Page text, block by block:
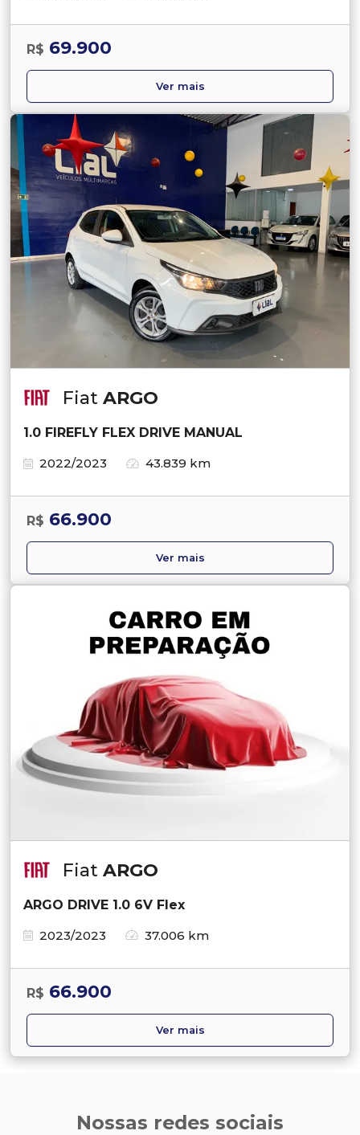
R$ 69.900
Ver mais
Fiat ARGO
1.0 FIREFLY FLEX DRIVE MANUAL
2022/2023
43.839 km
R$ 66.900
Ver mais
Fiat ARGO
ARGO DRIVE 1.0 6V Flex
2023/2023
37.006 km
R$ 66.900
Ver mais
Nossas redes sociais